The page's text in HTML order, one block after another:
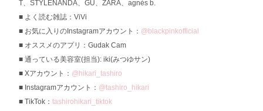
T、STYLENANDA、GU、ZARA、agnès b.
よく読む雑誌：ViVi
お気に入りのInstagramアカウント： @blackpinkofficial
オススメのアプリ：Gudak Cam
通っている美容室(担当): iki(みつゆサン)
Xアカウント： @hikari_tashiro
Instagramアカウント： @tashiro_hikari
TikTok： tashirohikari_tiktok